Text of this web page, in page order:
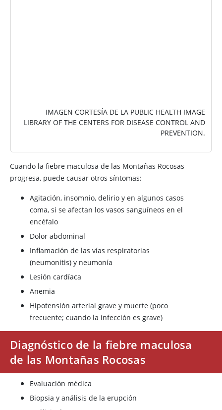
IMAGEN CORTESÍA DE LA PUBLIC HEALTH IMAGE
LIBRARY OF THE CENTERS FOR DISEASE CONTROL AND
PREVENTION.
Cuando la fiebre maculosa de las Montañas Rocosas
progresa, puede causar otros síntomas:
Agitación, insomnio, delirio y en algunos casos
coma, si se afectan los vasos sanguíneos en el
encéfalo
Dolor abdominal
Inflamación de las vías respiratorias
(neumonitis) y neumonía
Lesión cardíaca
Anemia
Hipotensión arterial grave y muerte (poco
frecuente; cuando la infección es grave)
Diagnóstico de la fiebre maculosa
de las Montañas Rocosas
Evaluación médica
Biopsia y análisis de la erupción